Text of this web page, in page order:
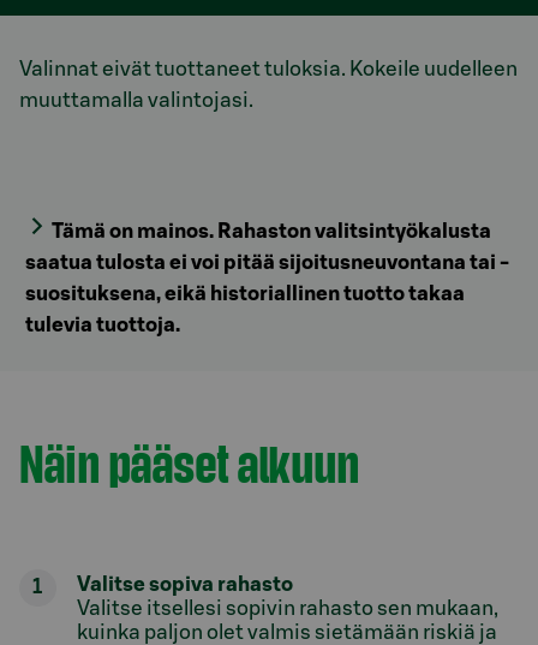
Valinnat eivät tuottaneet tuloksia. Kokeile uudelleen
muuttamalla valintojasi.
Tämä on mainos. Rahaston valitsintyökalusta
saatua tulosta ei voi pitää sijoitusneuvontana tai -
suosituksena, eikä historiallinen tuotto takaa
tulevia tuottoja.
Näin pääset alkuun
Valitse sopiva rahasto
Valitse itsellesi sopivin rahasto sen mukaan,
kuinka paljon olet valmis sietämään riskiä ja